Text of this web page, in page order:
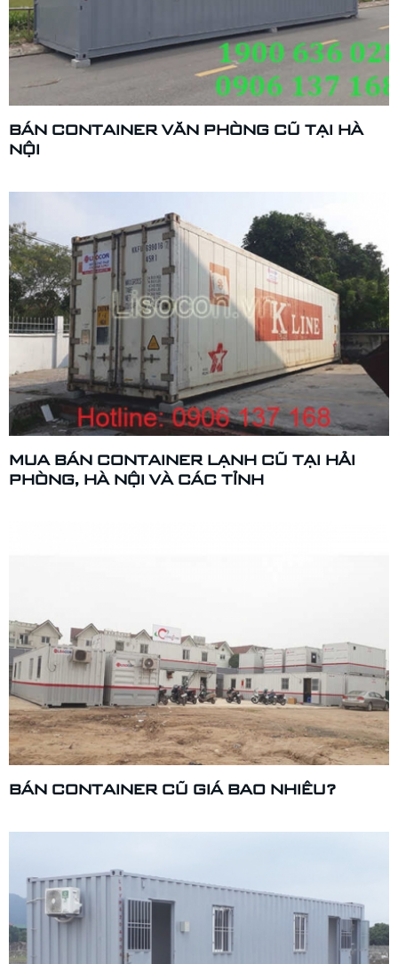
BÁN CONTAINER VĂN PHÒNG CŨ TẠI HÀ
NỘI
MUA BÁN CONTAINER LẠNH CŨ TẠI HẢI
PHÒNG, HÀ NỘI VÀ CÁC TỈNH
BÁN CONTAINER CŨ GIÁ BAO NHIÊU?